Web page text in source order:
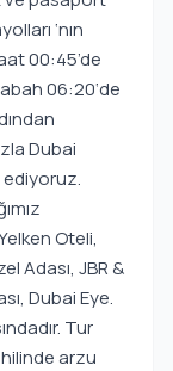
‘nın
00:45’de
06:20‘de
Dubai
ediyoruz.
Oteli,
Adası, JBR &
Dubai Eye.
Tur
arzu